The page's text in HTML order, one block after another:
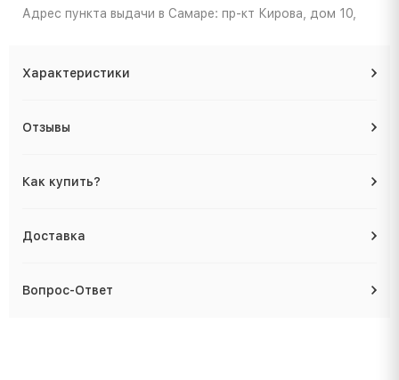
Адрес пункта выдачи в Самаре: пр-кт Кирова, дом 10,
Характеристики
Отзывы
Как купить?
Доставка
Вопрос-Ответ